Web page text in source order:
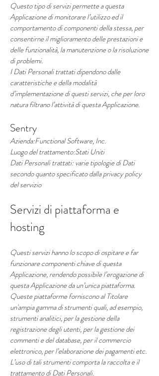
Questo tipo di servizi permette a questa
Applicazione di monitorare l’utilizzo ed il
comportamento di componenti della stessa, per
consentirne il miglioramento delle prestazioni e
delle funzionalità, la manutenzione o la risoluzione
di problemi.
I Dati Personali trattati dipendono dalle
caratteristiche e della modalità
d’implementazione di questi servizi, che per loro
natura filtrano l’attività di questa Applicazione.
Sentry
Azienda:Functional Software, Inc.
Luogo del trattamento:Stati Uniti
Dati Personali trattati: varie tipologie di Dati
secondo quanto specificato dalla privacy policy
del servizio
Servizi di piattaforma e
hosting
Questi servizi hanno lo scopo di ospitare e far
funzionare componenti chiave di questa
Applicazione, rendendo possibile l’erogazione di
questa Applicazione da un’unica piattaforma.
Queste piattaforme forniscono al Titolare
un'ampia gamma di strumenti quali, ad esempio,
strumenti analitici, per la gestione della
registrazione degli utenti, per la gestione dei
commenti e del database, per il commercio
elettronico, per l’elaborazione dei pagamenti etc.
L’uso di tali strumenti comporta la raccolta e il
trattamento di Dati Personali.